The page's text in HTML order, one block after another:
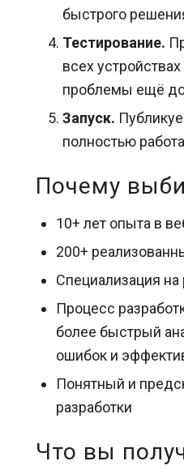
быстрого
Тестирование.
всех
проблемы ещё до
Запуск.
полностью
Почему
10+ лет опыта в
200+
Специализация
Процесс
более быстрый
ошибок и
Понятный и
разработки
Что вы